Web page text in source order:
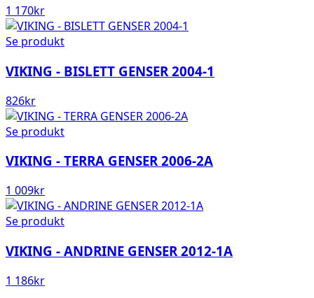
1 170kr
Se produkt
VIKING - BISLETT GENSER 2004-1
826kr
Se produkt
VIKING - TERRA GENSER 2006-2A
1 009kr
Se produkt
VIKING - ANDRINE GENSER 2012-1A
1 186kr